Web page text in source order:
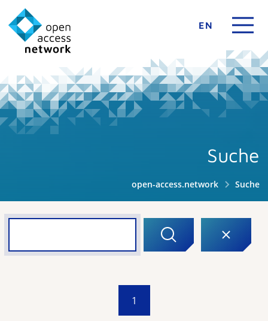
EN
Suche
open-access.network Suche
1